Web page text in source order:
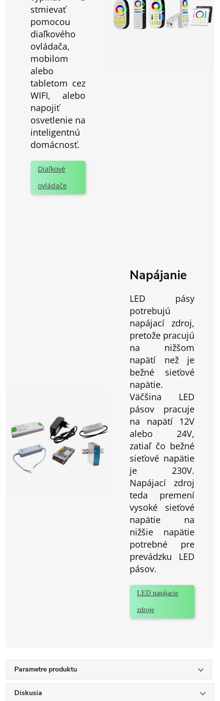
stmievať
pomocou
diaľkového
ovládača,
mobilom
alebo
tabletom cez
WIFI, alebo
napojiť
osvetlenie na
inteligentnú
domácnosť.
Diaľkové
ovládače
Napájanie
LED pásy
potrebujú
napájací zdroj,
pretože pracujú
na nižšom
napätí než je
bežné sieťové
napätie.
Väčšina LED
pásov pracuje
na napätí 12V
alebo 24V,
zatiaľ čo bežné
sieťové napätie
je 230V.
Napájací zdroj
teda premení
vysoké sieťové
napätie na
nižšie napätie
potrebné pre
prevádzku LED
pásov.
LED napájacie
zdroje
Parametre produktu
Diskusia